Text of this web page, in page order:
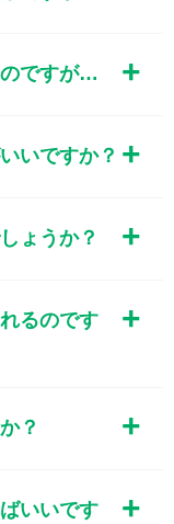
ですが…
いですか？
ょうか？
るのです
？
いいです